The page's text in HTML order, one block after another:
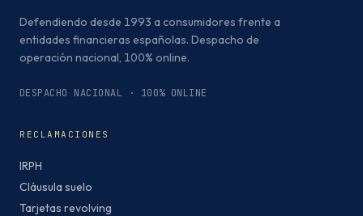
Defendiendo desde 1993 a consumidores frente a
entidades financieras españolas. Despacho de
operación nacional, 100% online.
DESPACHO NACIONAL · 100% ONLINE
RECLAMACIONES
IRPH
Cláusula suelo
Tarjetas revolving